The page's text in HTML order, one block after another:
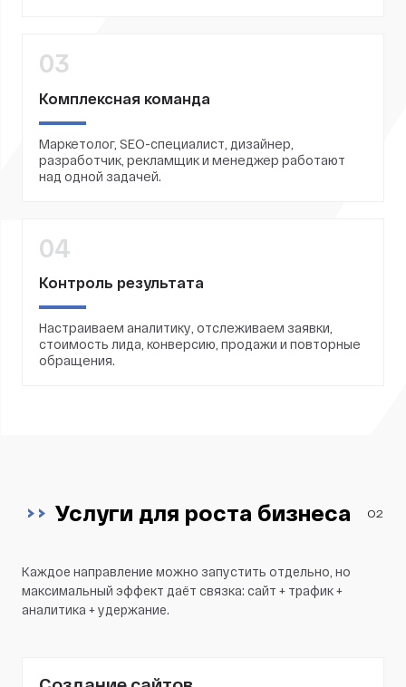
03
Комплексная команда
Маркетолог, SEO-специалист, дизайнер,
разработчик, рекламщик и менеджер работают
над одной задачей.
04
Контроль результата
Настраиваем аналитику, отслеживаем заявки,
стоимость лида, конверсию, продажи и повторные
обращения.
Услуги для роста бизнеса 02
Каждое направление можно запустить отдельно, но
максимальный эффект даёт связка: сайт + трафик +
аналитика + удержание.